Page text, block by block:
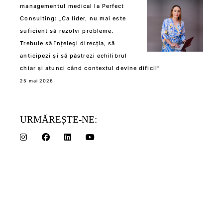
managementul medical la Perfect
Consulting: „Ca lider, nu mai este
suficient să rezolvi probleme.
Trebuie să înțelegi direcția, să
anticipezi și să păstrezi echilibrul
chiar și atunci când contextul devine dificil”
25 mai 2026
URMĂREȘTE-NE: